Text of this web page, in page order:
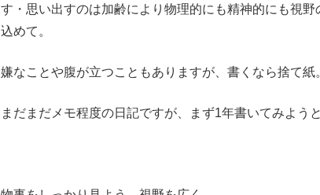
す・思い出すのは加齢により物理的にも精神的にも視
込めて。
嫌なことや腹が立つこともありますが、書くなら捨て紙
まだまだメモ程度の日記ですが、まず1年書いてみよう